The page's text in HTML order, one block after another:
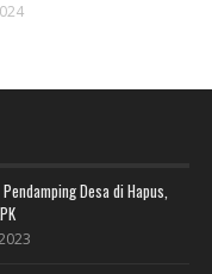
Desa di Hapus,